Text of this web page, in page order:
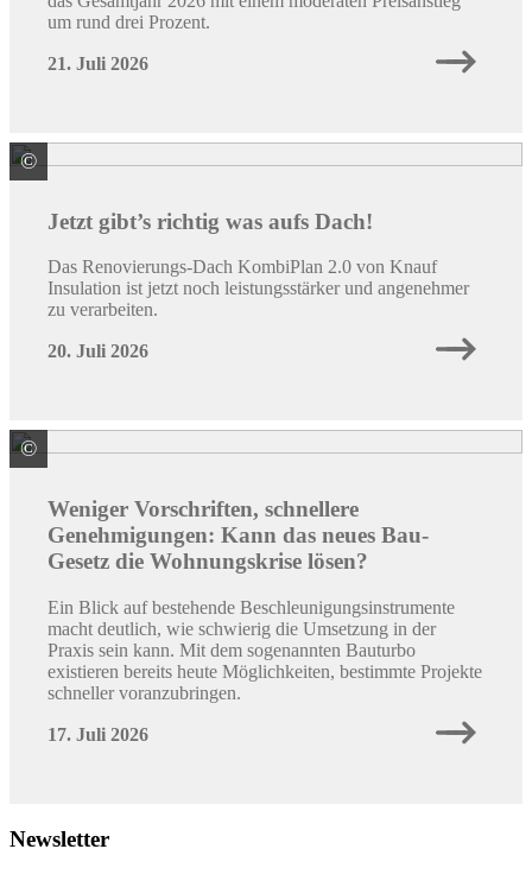
um rund drei Prozent.
21. Juli 2026
© Knauf Insulation GmbH
Jetzt gibt’s richtig was aufs Dach!
Das Renovierungs-Dach KombiPlan 2.0 von Knauf
Insulation ist jetzt noch leistungsstärker und angenehmer
zu verarbeiten.
20. Juli 2026
© Quelle: Colourbox/ID: #66002267 / Peopleimages.com
Weniger Vorschriften, schnellere
Genehmigungen: Kann das neues Bau-
Gesetz die Wohnungskrise lösen?
Ein Blick auf bestehende Beschleunigungsinstrumente
macht deutlich, wie schwierig die Umsetzung in der
Praxis sein kann. Mit dem sogenannten Bauturbo
existieren bereits heute Möglichkeiten, bestimmte Projekte
schneller voranzubringen.
17. Juli 2026
Newsletter